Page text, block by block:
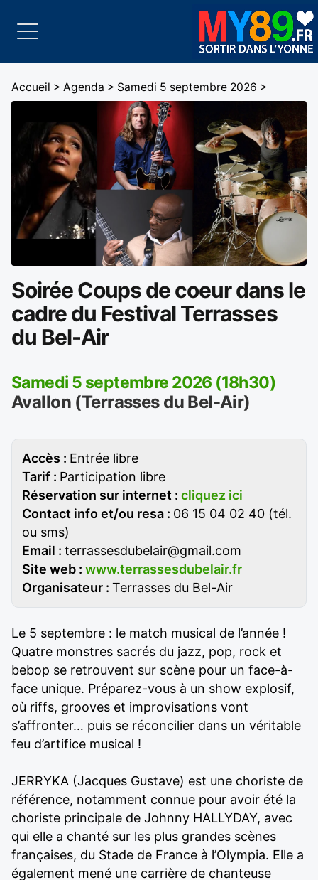
Accueil > Agenda > Samedi 5 septembre 2026 >
Soirée Coups de coeur dans le
cadre du Festival Terrasses
du Bel-Air
Samedi 5 septembre 2026 (18h30)
Avallon (Terrasses du Bel-Air)
Accès : Entrée libre
Tarif : Participation libre
Réservation sur internet : cliquez ici
Contact info et/ou resa : 06 15 04 02 40 (tél.
ou sms)
Email : terrassesdubelair@gmail.com
Site web : www.terrassesdubelair.fr
Organisateur : Terrasses du Bel-Air
Le 5 septembre : le match musical de l’année !
Quatre monstres sacrés du jazz, pop, rock et
bebop se retrouvent sur scène pour un face-à-
face unique. Préparez-vous à un show explosif,
où riffs, grooves et improvisations vont
s’affronter… puis se réconcilier dans un véritable
feu d’artifice musical !
JERRYKA (Jacques Gustave) est une choriste de
référence, notamment connue pour avoir été la
choriste principale de Johnny HALLYDAY, avec
qui elle a chanté sur les plus grandes scènes
françaises, du Stade de France à l’Olympia. Elle a
également mené une carrière de chanteuse